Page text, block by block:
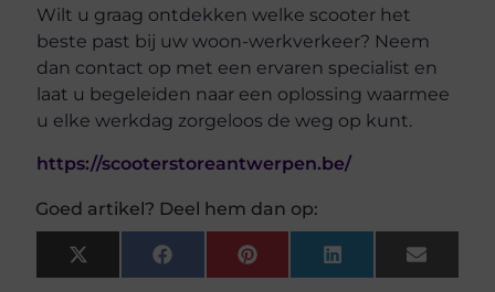
Wilt u graag ontdekken welke scooter het
beste past bij uw woon-werkverkeer? Neem
dan contact op met een ervaren specialist en
laat u begeleiden naar een oplossing waarmee
u elke werkdag zorgeloos de weg op kunt.
https://scooterstoreantwerpen.be/
Goed artikel? Deel hem dan op:
X
(Twitter)
FacebookPinterestLinkedInEmail